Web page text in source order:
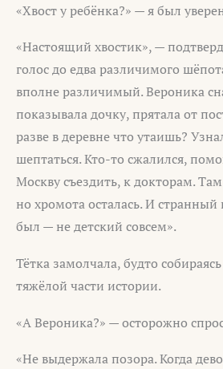
«Хвост у ребёнка?» — я был
«Настоящий хвостик», —
голос до едва различимого
вполне различимый. Вероника
показывала дочку, прятала от
разве в деревне что утаишь?
шептаться. Кто-то сжалился,
Москву съездить, к докторам.
но хромота осталась. И странный
был — не детский совсем».
Тётка замолчала, будто
тяжёлой части истории.
«А Вероника?» — осторожно
«Не выдержала позора. Когда